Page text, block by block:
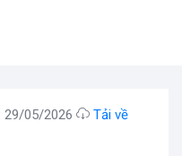
29/05/2026
Tải về